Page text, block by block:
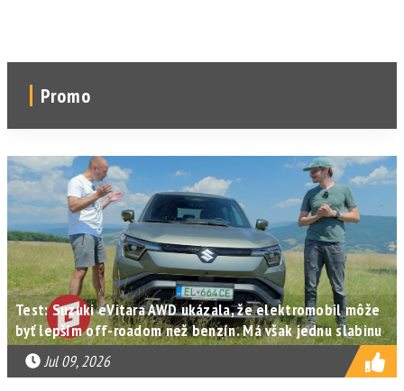
Promo
Test: Suzuki eVitara AWD ukázala, že elektromobil môže
byť lepším off-roadom než benzín. Má však jednu slabinu
Jul 09, 2026